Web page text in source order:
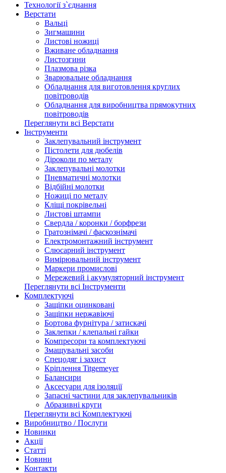
Технології з`єднання
Верстати
Вальці
Зигмашини
Листові ножиці
Вживане обладнання
Листозгини
Плазмова різка
Зварювальне обладнання
Обладнання для виготовлення круглих
повітроводів
Обладнання для виробництва прямокутних
повітроводів
Переглянути всі Верстати
Інструменти
Заклепувальний інструмент
Пістолети для дюбелів
Діроколи по металу
Заклепувальні молотки
Пневматичні молотки
Відбійні молотки
Ножиці по металу
Кліщі покрівельні
Листові штампи
Свердла / коронки / борфрези
Гратознімачі / фаскознімачі
Електромонтажний інструмент
Слюсарний інструмент
Вимірювальний інструмент
Маркери промислові
Мережевий і акумуляторний інструмент
Переглянути всі Інструменти
Комплектуючі
Защіпки оцинковані
Защіпки нержавіючі
Бортова фурнітура / затискачі
Заклепки / клепальні гайки
Компресори та комплектуючі
Змащувальні засоби
Спецодяг і захист
Кріплення Titgemeyer
Балансири
Аксесуари для ізоляції
Запасні частини для заклепувальників
Абразивні круги
Переглянути всі Комплектуючі
Виробництво / Послуги
Новинки
Акції
Статті
Новини
Контакти